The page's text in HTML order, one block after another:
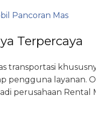
Pancoran Mas
Terpercaya
pengguna layanan.
perusahaan